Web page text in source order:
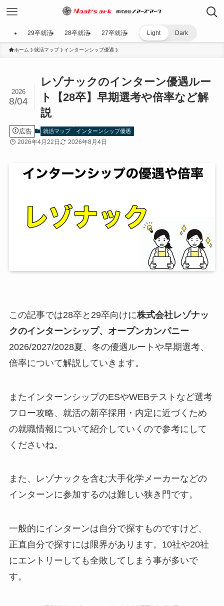
29卒就活 28卒就活 27卒就活 Light Dark
ホーム 就活マップ インターンシップ優遇
レゾナックのインターン優遇ルー
ト【28卒】早期選考や倍率など解
説
2026
8/04
広告 就活マップ インターンシップ優遇
2026年4月22日 2026年8月4日
この記事では28卒と29卒向けに株式会社レゾナッ
クのインターンシップ、オープンカンパニー
2026/2027/2028夏、冬の優遇ルートや早期選考、
倍率について解説していきます。
またインターンシップのESやWEBテストなど選考
フロー攻略、就活の新卒採用・内定に近づくため
の就職情報について紹介していくので参考にして
くださいね。
また、レゾナックを含む大手化学メーカーなどの
インターンに参加するのは難しい狭き門です。
一般的にインターンは自分で探すものですけど、
正直自分で探すには限界があります。10社や20社
にエントリーしても全敗してしまう事が多いで
す。